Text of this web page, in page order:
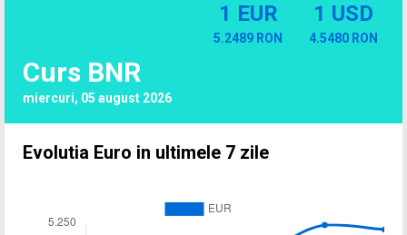
Curs BNR
miercuri, 05 august 2026
1 EUR
5.2489 RON
1 USD
4.5480 RON
Evolutia Euro in ultimele 7 zile